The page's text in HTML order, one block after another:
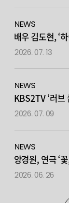
NEWS
배우 김도현, ‘
2026. 07. 13
NEWS
KBS2TV ‘러브
‘로맨틱 코미디’
2026. 07. 09
NEWS
양경원, 연극 ‘
여운
2026. 06. 26